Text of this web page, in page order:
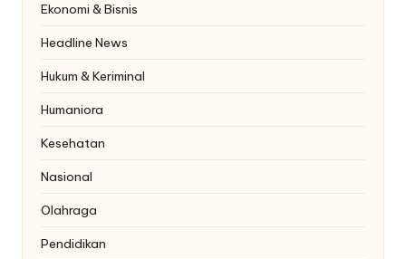
Ekonomi & Bisnis
Headline News
Hukum & Keriminal
Humaniora
Kesehatan
Nasional
Olahraga
Pendidikan